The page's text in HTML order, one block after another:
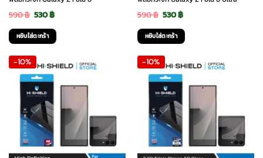
590฿ Original
price
was:
590 ฿.
530฿Current
price
is:
530 ฿.
หยิบใส่ตะกร้า
590฿ Original
price
was:
590 ฿.
530฿Current
price
is:
530 ฿.
หยิบใส่ตะกร้า
-10% -10%